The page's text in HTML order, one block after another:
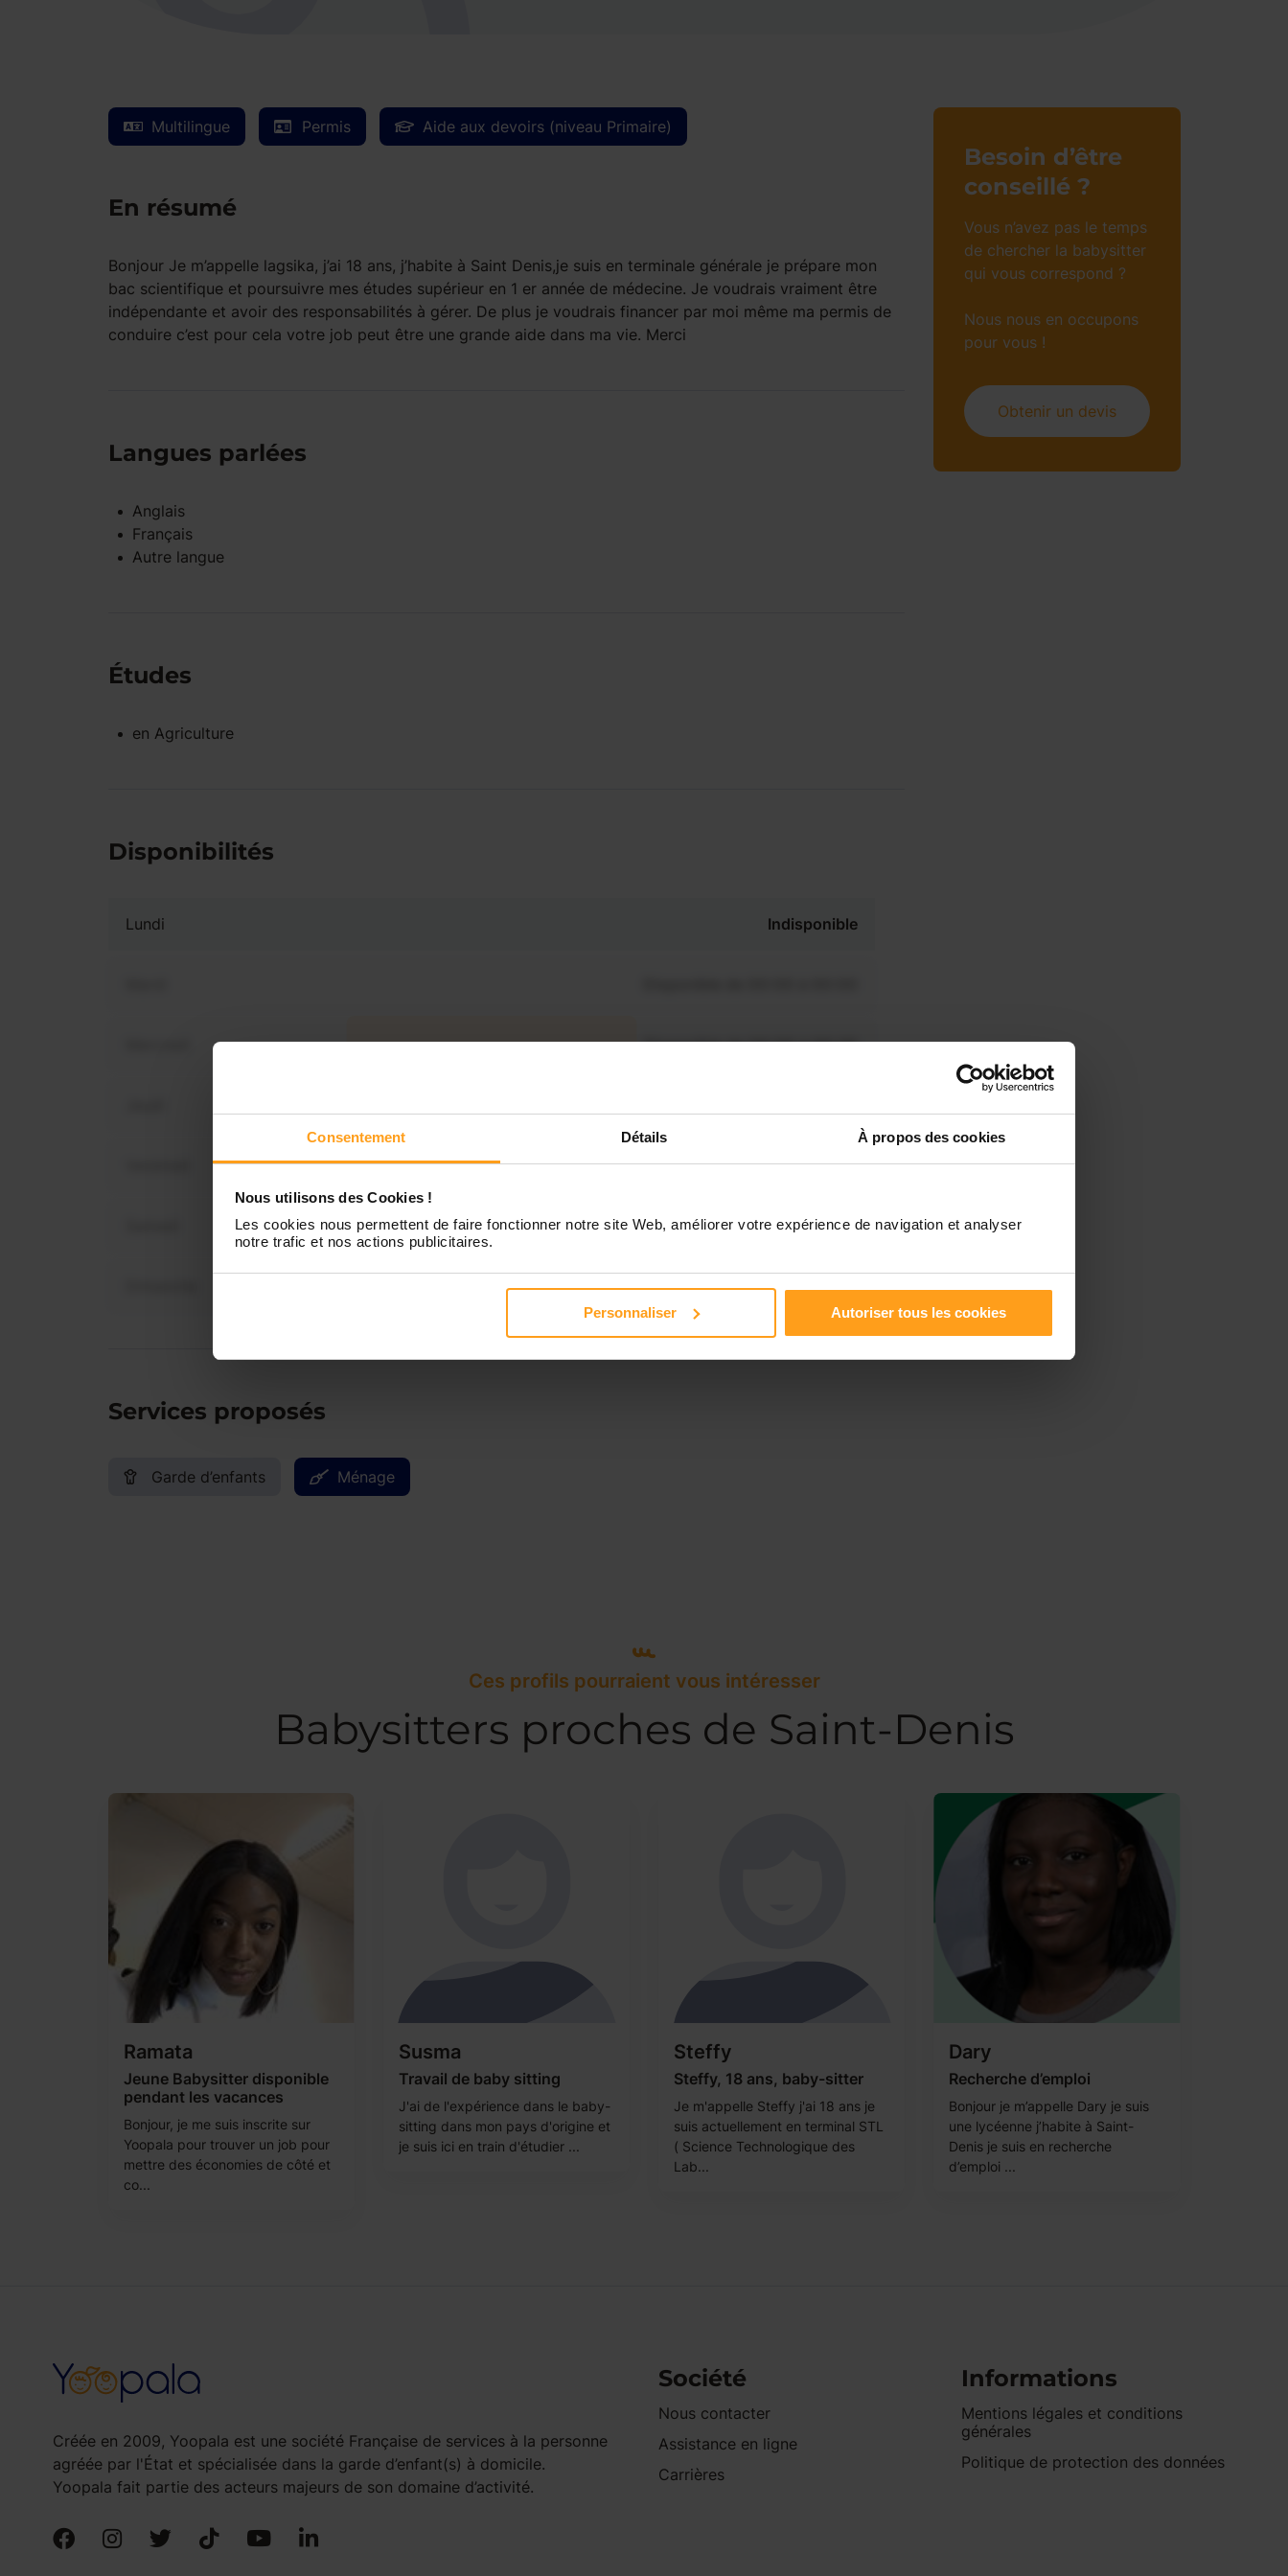
Consentement Détails À propos des cookies
Nous utilisons des Cookies !
Les cookies nous permettent de faire fonctionner notre site Web, améliorer votre expérience de navigation et analyser
notre trafic et nos actions publicitaires.
Personnaliser Autoriser tous les cookies
Multilingue Permis Aide aux devoirs (niveau Primaire)
En résumé
Bonjour Je m’appelle lagsika, j’ai 18 ans, j’habite à Saint Denis,je suis en terminale générale je prépare mon
bac scientifique et poursuivre mes études supérieur en 1 er année de médecine. Je voudrais vraiment être
indépendante et avoir des responsabilités à gérer. De plus je voudrais financer par moi même ma permis de
conduire c’est pour cela votre job peut être une grande aide dans ma vie. Merci
Langues parlées
Anglais
Français
Autre langue
Études
en Agriculture
Disponibilités
Lundi Indisponible
Disponible de 00:00 à 00:30
Disponible de 00:00 à 00:00
Disponible de 00:00 à 00:00
Disponible de 00:00 à 00:00
Services proposés
Garde d’enfants Ménage
Besoin d’être
conseillé ?
Vous n’avez pas le temps
de chercher la babysitter
qui vous correspond ?
Nous nous en occupons
pour vous !
Obtenir un devis
Ces profils pourraient vous intéresser
Babysitters proches de Saint-Denis
Ramata
Jeune Babysitter disponible
pendant les vacances
Bonjour, je me suis inscrite sur
Yoopala pour trouver un job pour
mettre des économies de côté et
co...
Susma
Travail de baby sitting
J'ai de l'expérience dans le baby-
sitting dans mon pays d'origine et
je suis ici en train d'étudier ...
Steffy
Steffy, 18 ans, baby-sitter
Je m'appelle Steffy j'ai 18 ans je
suis actuellement en terminal STL
( Science Technologique des
Lab...
Dary
Recherche d’emploi
Bonjour je m’appelle Dary je suis
une lycéenne j’habite à Saint-
Denis je suis en recherche
d’emploi ...
Créée en 2009, Yoopala est une société Française de services à la personne
agréée par l'État et spécialisée dans la garde d’enfant(s) à domicile.
Yoopala fait partie des acteurs majeurs de son domaine d’activité.
Société
Nous contacter
Assistance en ligne
Carrières
Informations
Mentions légales et conditions
générales
Politique de protection des données